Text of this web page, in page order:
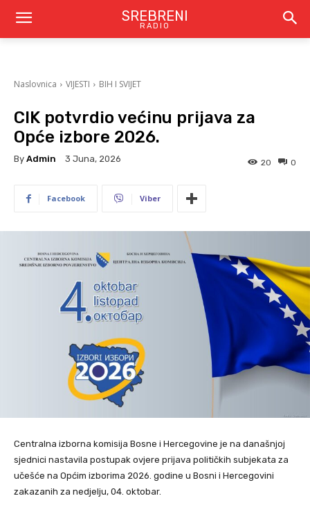
SREBRENI
RADIO
Naslovnica VIJESTI BIH I SVIJET
CIK potvrdio većinu prijava za
Opće izbore 2026.
By Admin 3 Juna, 2026 0
20
Facebook Viber
Centralna izborna komisija Bosne i Hercegovine je na današnjoj
sjednici nastavila postupak ovjere prijava političkih subjekata za
učešće na Općim izborima 2026. godine u Bosni i Hercegovini
zakazanih za nedjelju, 04. oktobar.